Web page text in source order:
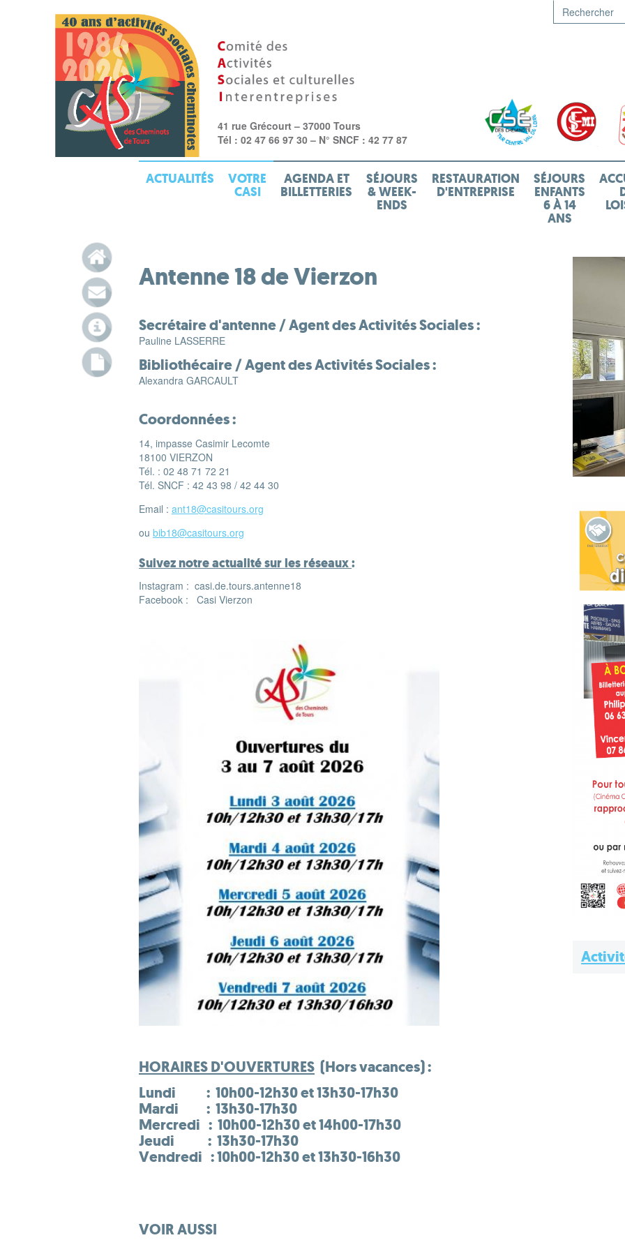
41 rue Grécourt – 37000 Tours
Tél : 02 47 66 97 30 – N° SNCF : 42 77 87
ACTUALITÉS VOTRE
CASI
AGENDA ET
BILLETTERIES
SÉJOURS
& WEEK-
ENDS
RESTAURATION
D'ENTREPRISE
SÉJOURS
ENFANTS
6 À 14
ANS
Antenne 18 de Vierzon
Secrétaire d'antenne / Agent des Activités Sociales :
Pauline LASSERRE
Bibliothécaire / Agent des Activités Sociales :
Alexandra GARCAULT
Coordonnées :
14, impasse Casimir Lecomte
18100 VIERZON
Tél. : 02 48 71 72 21
Tél. SNCF : 42 43 98 / 42 44 30
Email : ant18@casitours.org
ou bib18@casitours.org
Suivez notre actualité sur les réseaux:
Instagram : casi.de.tours.antenne18
Facebook : Casi Vierzon
HORAIRES D'OUVERTURES (Hors vacances) :
Lundi : 10h00-12h30 et 13h30-17h30
Mardi : 13h30-17h30
Mercredi : 10h00-12h30 et 14h00-17h30
Jeudi : 13h30-17h30
Vendredi : 10h00-12h30 et 13h30-16h30
VOIR AUSSI